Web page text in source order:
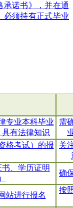
承诺书》，并在通
必须持有正式毕业
专业本科毕业
有法律知识
需
格考试）的报
关
、学历证明
确
站进行报名
按